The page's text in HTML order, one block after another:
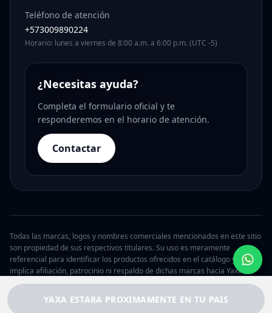
YAXA ESTARA PROXIMAMENTE EN TU PAIS
Teléfono de atención
+573009890224
Horario: lunes a viernes de 8:00 a.m. a 6:00 p.m. (UTC -5)
¿Necesitas ayuda?
Completa el formulario oficial y te
responderemos en el horario de atención.
Contactar
Todas las marcas, logos y nombres comerciales mencionados en este sitio
son propiedad de sus respectivos titulares. Su uso es meramente
referencial para identificar los productos ofrecidos en el catálogo y no
implica afiliación, patrocinio ni respaldo de dichas marcas hacia Yaxa.
© 2026 Yaxa Argentina. Todos los derechos reservados.